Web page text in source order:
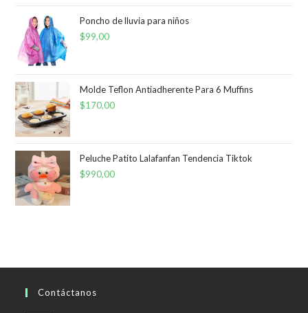
Poncho de lluvia para niños
$99,00
Molde Teflon Antiadherente Para 6 Muffins
$170,00
Peluche Patito Lalafanfan Tendencia Tiktok
$990,00
Contáctanos